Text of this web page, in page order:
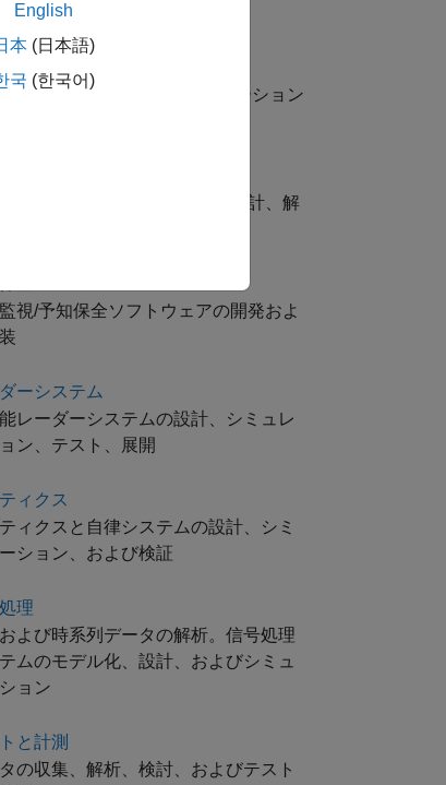
ムの解析、設計、検証
ー エレクトロニクス アプリケーション
システム アプリケーションの設計、解
視/予知保全ソフトウェアの開発およ
ーシステム
レーダーシステムの設計、シミュレ
ン、テスト、展開
ィクス
ィクスと自律システムの設計、シミ
ション、および検証
理
よび時系列データの解析。信号処理
ムのモデル化、設計、およびシミュ
ョン
と計測
の収集、解析、検討、およびテスト
English
本 (日本語)
국 (한국어)